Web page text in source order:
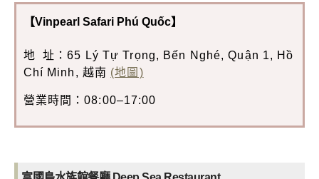
【Vinpearl Safari Phú Quốc】
地 址：65 Lý Tự Trọng, Bến Nghé, Quận 1, Hồ
Chí Minh, 越南 (地圖)
營業時間：08:00–17:00